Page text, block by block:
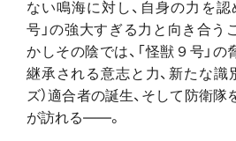
ない鳴海に対し、自身の力を
号」の強大すぎる力と向き合う
かしその陰では、「怪獣９号」
継承される意志と力、新たな識
ズ）適合者の誕生、そして防衛
が訪れる――。